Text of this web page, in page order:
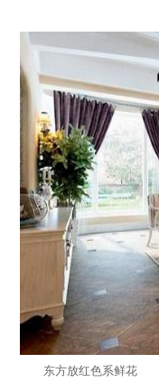
东方放红色系鲜花